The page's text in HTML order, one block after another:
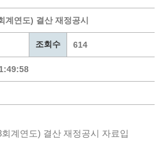
계연도) 결산 재정공시
조회수 614
회계연도) 결산 재정공시 자료입